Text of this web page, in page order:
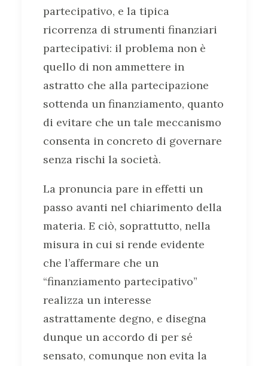
partecipativo, e la tipica
ricorrenza di strumenti finanziari
partecipativi: il problema non è
quello di non ammettere in
astratto che alla partecipazione
sottenda un finanziamento, quanto
di evitare che un tale meccanismo
consenta in concreto di governare
senza rischi la società.
La pronuncia pare in effetti un
passo avanti nel chiarimento della
materia. E ciò, soprattutto, nella
misura in cui si rende evidente
che l’affermare che un
“finanziamento partecipativo”
realizza un interesse
astrattamente degno, e disegna
dunque un accordo di per sé
sensato, comunque non evita la